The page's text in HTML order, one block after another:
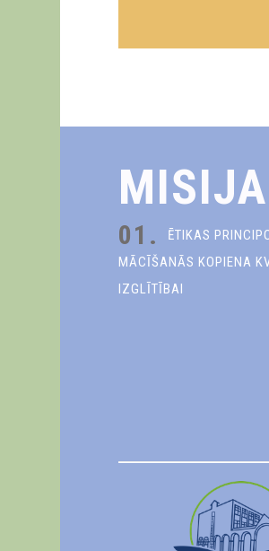
MISIJA
01.
ĒTIKAS
MĀCĪŠANĀS KOPIENA
IZGLĪTĪBAI